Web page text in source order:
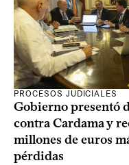
PROCESOS JUDICIALES
Gobierno presentó
contra Cardama y
millones de euros
pérdidas